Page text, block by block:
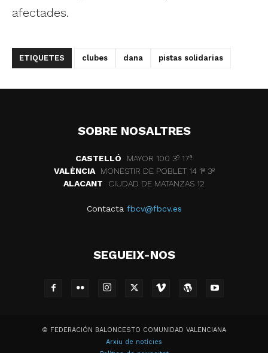
afectades.
ETIQUETES clubes dana pistas solidarias
SOBRE NOSALTRES
CASTELLÓ
MAYOR 100 3º 17ª
VALÈNCIA
MONESTIR DE POBLET 14 1ª 3º
ALACANT
CIUDAD DE MATANZAS 12
Contacta fbcv@fbcv.es
SEGUEIX-NOS
© FEDERACIÓN BALONCESTO COMUNIDAD VALENCIANA
Arxiu de notícies